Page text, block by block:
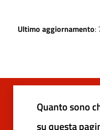
Ultimo aggiornamento:
Quanto sono
su questa